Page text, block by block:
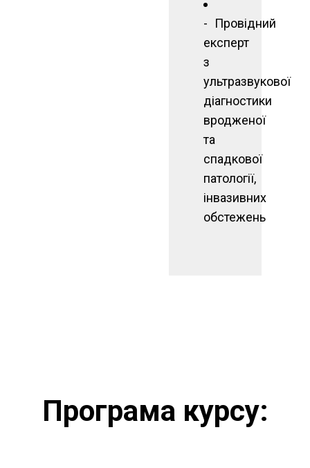
Провідний
експерт
з
ультразвукової
діагностики
вродженої
та
спадкової
патології,
інвазивних
обстежень
Програма курсу: